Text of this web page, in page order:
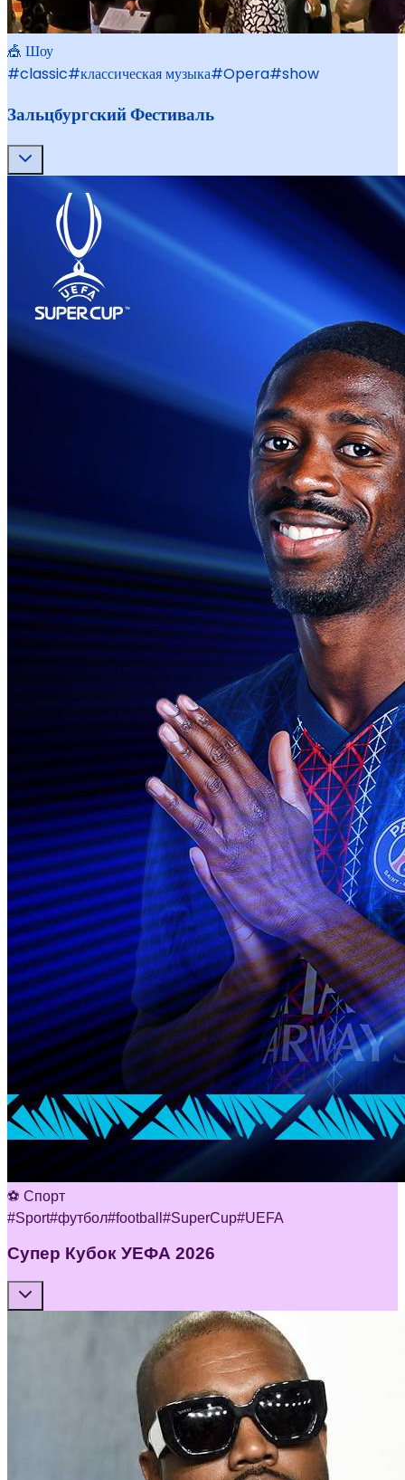
🎪 Шоу
#classic#классическая музыка#Opera#show
Зальцбургский Фестиваль
⚽ Спорт
#Sport#футбол#football #SuperCup#UEFA
Супер Кубок УЕФА 2026